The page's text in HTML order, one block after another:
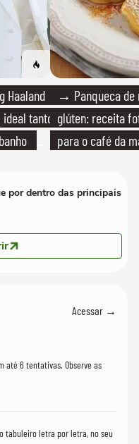
Haaland
tanto
→ Panqueca de
glúten: receita
para o café da
por dentro das principais
Acessar →
até 6 tentativas. Observe as
tabuleiro letra por letra, no seu